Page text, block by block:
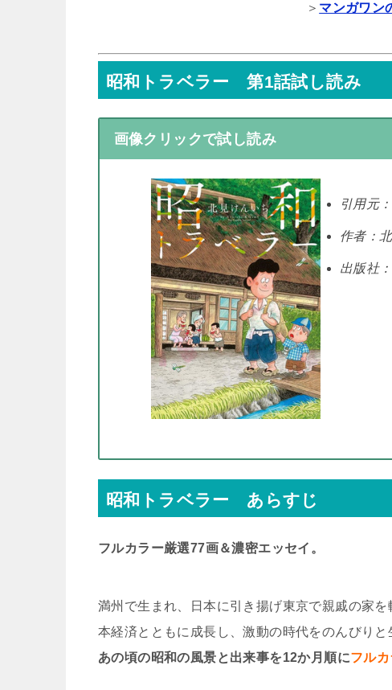
＞ マンガワン
昭和トラベラー 第1話試し読み
画像クリックで試し読み
引用元：
作者：
出版社
昭和トラベラー あらすじ
フルカラー厳選77画＆濃密エッセイ。
満州で生まれ、日本に引き揚げ東京で親戚の家
本経済とともに成長し、激動の時代をのんびりと
あの頃の昭和の風景と出来事を12か月順にフル